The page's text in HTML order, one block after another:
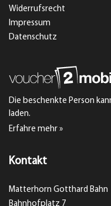
Widerrufsrecht
Impressum
Datenschutz
Die beschenkte Person
laden.
Erfahre mehr »
Kontakt
Matterhorn Gotthard Bahn
Bahnhofplatz 7